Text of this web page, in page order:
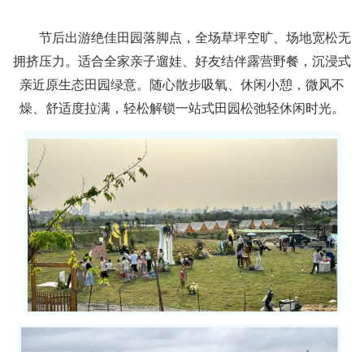
节后出游绝佳田园落脚点，全场草坪空旷、场地宽松无
拥挤压力。适合全家亲子遛娃、好友结伴露营野餐，沉浸式
亲近原生态田园绿意。随心散步吸氧、休闲小憩，微风不
燥、舒适度拉满，轻松解锁一站式田园松弛轻休闲时光。